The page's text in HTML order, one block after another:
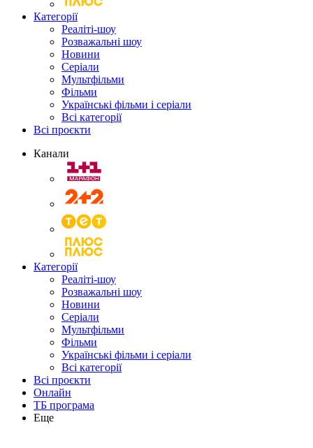
Категорії
Реаліті-шоу
Розважальні шоу
Новини
Серіали
Мультфільми
Фільми
Українські фільми і серіали
Всі категорії
Всі проєкти
Канали
Категорії
Реаліті-шоу
Розважальні шоу
Новини
Серіали
Мультфільми
Фільми
Українські фільми і серіали
Всі категорії
Всі проєкти
Онлайн
ТБ програма
Еще